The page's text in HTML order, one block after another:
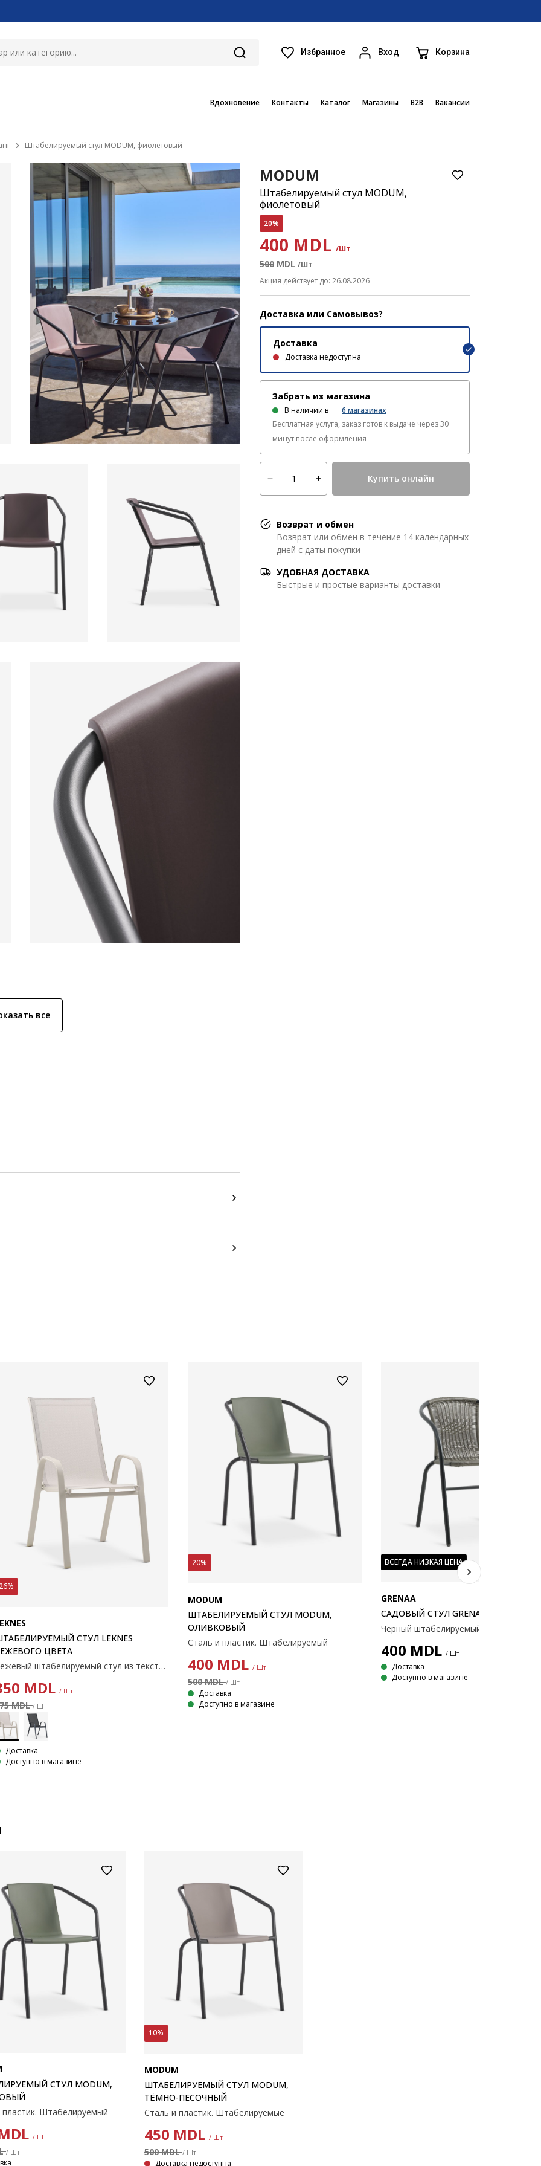
Избранное Вход Корзина
Вдохновение Контакты Каталог Магазины B2B Вакансии
Штабелируемый стул MODUM, фиолетовый
все
MODUM
Штабелируемый стул MODUM,
фиолетовый
20%
400 MDL /Шт
500 MDL /Шт
Акция действует до: 26.08.2026
Доставка или Самовывоз?
Доставка
Доставка недоступна
Забрать из магазина
В наличии в 6 магазинах
Бесплатная услуга, заказ готов к выдаче через 30
минут после оформления
Купить онлайн
Возврат и обмен
Возврат или обмен в течение 14 календарных
дней с даты покупки
УДОБНАЯ ДОСТАВКА
Быстрые и простые варианты доставки
СТУЛ LEKNES
ЦВЕТА
Бежевый штабелируемый стул из текстилена с порошковым покрытием стального каркаса. Текстилен — это удобный, устойчивый к выцветанию материал, который быстро сохнет и легко чистится. Садовый стул можно штабелировать для компактного хранения.
MDL / Шт
MDL/ Шт
Доставка
Доступно в магазине
20%
MODUM
ШТАБЕЛИРУЕМЫЙ СТУЛ MODUM,
ОЛИВКОВЫЙ
Сталь и пластик. Штабелируемый
400 MDL / Шт
500 MDL/ Шт
Доставка
Доступно в магазине
ВСЕГДА НИЗКАЯ ЦЕНА
GRENAA
САДОВЫЙ СТУЛ GRENAA ЧЕРНЫЙ
400 MDL / Шт
Доставка
Доступно в магазине
СТУЛ MODUM,
пластик. Штабелируемый
/ Шт
/ Шт
10%
MODUM
ШТАБЕЛИРУЕМЫЙ СТУЛ MODUM,
ТЁМНО-ПЕСОЧНЫЙ
Сталь и пластик. Штабелируемые
450 MDL / Шт
500 MDL/ Шт
Доставка недоступна